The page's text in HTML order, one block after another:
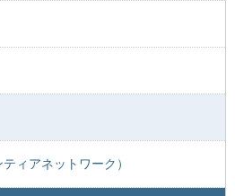
ィアネットワーク）